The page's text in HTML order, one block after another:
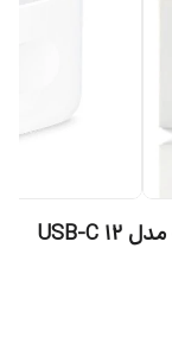
کلگی سرکارتنی فست شارژ آیفون (Apple) مدل 12 USB-C